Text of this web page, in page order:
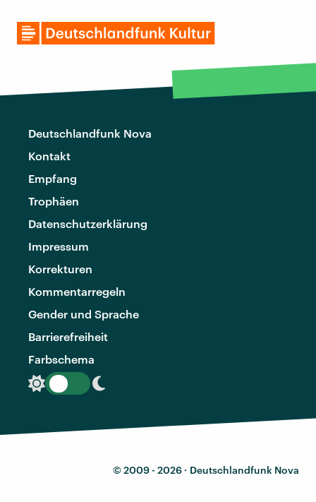
Deutschlandfunk Nova
Kontakt
Empfang
Trophäen
Datenschutzerklärung
Impressum
Korrekturen
Kommentarregeln
Gender und Sprache
Barrierefreiheit
Farbschema
© 2009 - 2026 · Deutschlandfunk Nova